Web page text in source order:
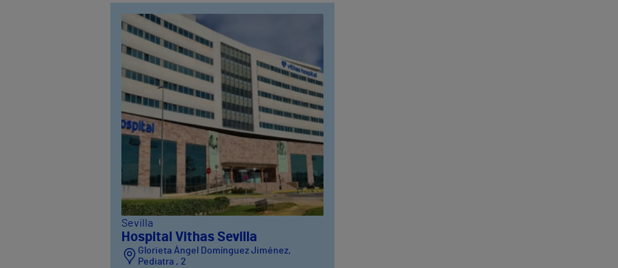
Sevilla
Hospital Vithas Sevilla
Glorieta Ángel Domínguez Jiménez,
Pediatra , 2